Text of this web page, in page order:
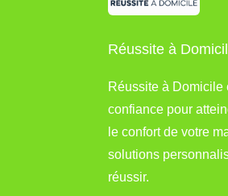
Réussite à
Réussite à Domicile
confiance pour
le confort de votre
solutions
réussir.